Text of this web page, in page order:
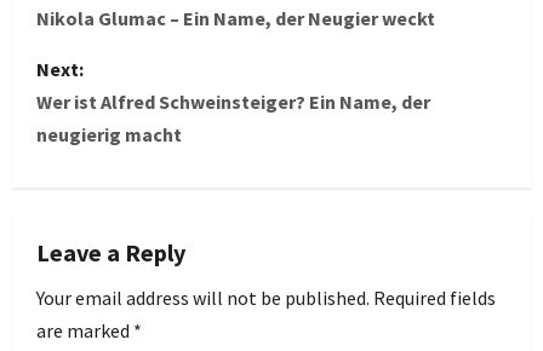
o
s
t
v
i
Nikola Glumac – Ein Name, der Neugier weckt
Next:
Wer ist Alfred Schweinsteiger? Ein Name, der
neugierig macht
Leave a Reply
Your email address will not be published. Required fields
are marked *